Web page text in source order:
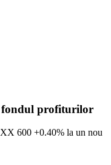
fondul profiturilor
600 +0.40% la un nou